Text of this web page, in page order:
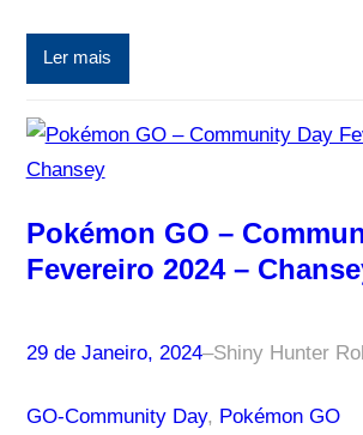
Ler mais
Pokémon GO –
Fevereiro 2024 –
29 de Janeiro, 2024–Shiny Hunter
GO-Community Day, Pokémon GO